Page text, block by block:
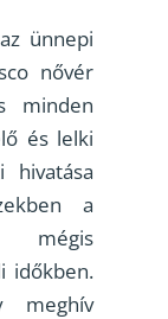
ünnepi
nővér
minden
és lelki
hivatása
a
mégis
időkben.
meghív